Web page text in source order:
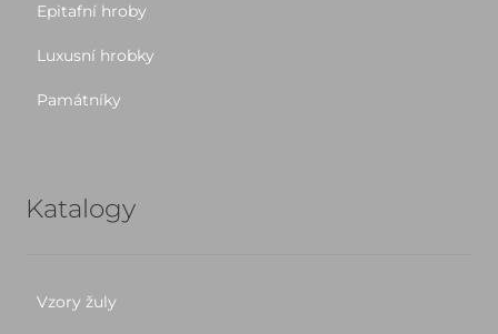
Epitafní hroby
Luxusní hrobky
Památníky
Katalogy
Vzory žuly